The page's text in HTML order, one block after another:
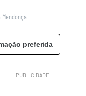
Mendonça
preferida